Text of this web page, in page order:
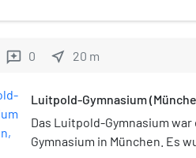
Heizkraftwerk entstanden Luxus-
reviews 0 near_me 20 m
Luitpold-Gymnasium
Das Luitpold-Gymnasium
Gymnasium in München. Es